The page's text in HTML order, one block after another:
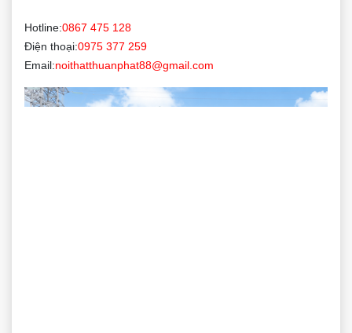
Hotline:0867 475 128
Điện thoại:0975 377 259
Email:noithatthuanphat88@gmail.com